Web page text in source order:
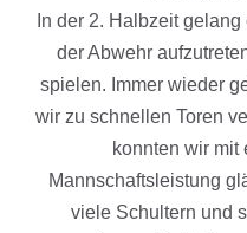
In der 2. Halbzeit
der Abwehr
spielen. Immer wieder
wir zu schnellen Toren
konnten wir mit
Mannschaftsleistung
viele Schultern und